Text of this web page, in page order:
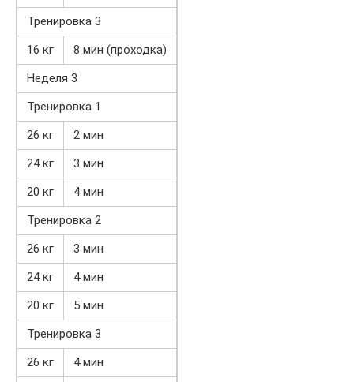
Тренировка 3
16 кг
8 мин (проходка)
Неделя 3
Тренировка 1
26 кг
2 мин
24 кг
3 мин
20 кг
4 мин
Тренировка 2
26 кг
3 мин
24 кг
4 мин
20 кг
5 мин
Тренировка 3
26 кг
4 мин